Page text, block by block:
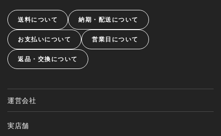
送料について 納期・配送について
お支払いについて 営業日について
返品・交換について
運営会社
実店舗